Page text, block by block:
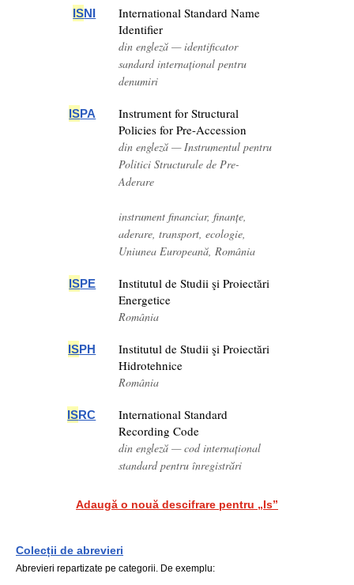
ISNI
International Standard Name
Identifier
din engleză — identificator
sandard internațional pentru
denumiri
ISPA
Instrument for Structural
Policies for Pre-Accession
din engleză — Instrumentul pentru
Politici Structurale de Pre-
Aderare
instrument financiar, finanțe,
aderare, transport, ecologie,
Uniunea Europeană, România
ISPE
Institutul de Studii şi Proiectări
Energetice
România
ISPH
Institutul de Studii şi Proiectări
Hidrotehnice
România
ISRC
International Standard
Recording Code
din engleză — cod internațional
standard pentru înregistrări
Adaugă o nouă descifrare pentru „Is”
Colecții de abrevieri
Abrevieri repartizate pe categorii. De exemplu: